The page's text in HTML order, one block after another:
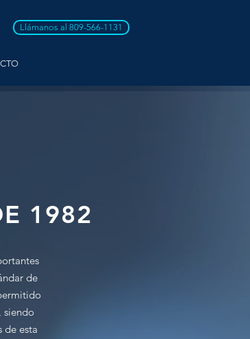
Llámanos al 809-566-1131
1982
de
siendo
de esta